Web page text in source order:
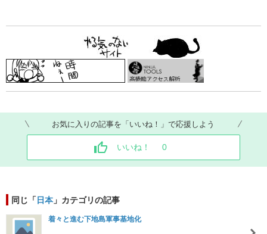
お気に入りの記事を「いいね！」で応援しよう
いいね！ 0
同じ「日本 」カテゴリの記事
着々と進む下地島軍事基地化